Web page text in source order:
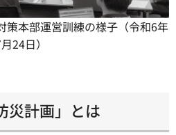
策本部運営訓練の様子（令和6年
24日）
災計画」とは